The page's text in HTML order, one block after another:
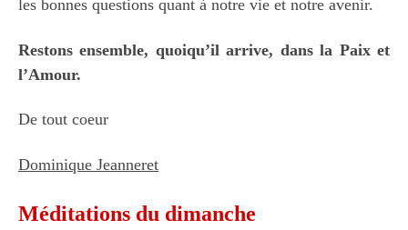
les bonnes questions quant à notre vie et notre avenir.
Restons ensemble, quoiqu’il arrive, dans la Paix et
l’Amour.
De tout coeur
Dominique Jeanneret
Méditations du dimanche